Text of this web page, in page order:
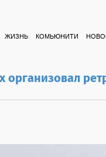
ЖИЗНЬ КОМЬЮНИТИ
организовал